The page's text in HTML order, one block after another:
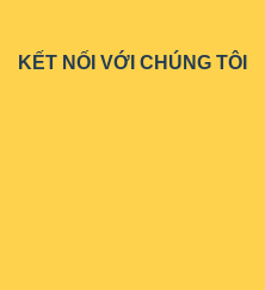
KẾT NỐI VỚI CHÚNG TÔI